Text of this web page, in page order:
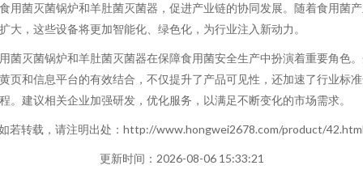
用菌灭菌锅炉和羊肚菌灭菌器，促进产业链的协同发展。随着食用菌
大，这些设备将更加智能化、绿色化，为行业注入新动力。
菌灭菌锅炉和羊肚菌灭菌器在保障食用菌安全生产中扮演着重要角色
页和信息平台的有效结合，不仅提升了产品可见性，还加速了行业标
。建议相关企业加强研发，优化服务，以满足不断变化的市场需求。
若转载，请注明出处：http://www.hongwei2678.com/product/
更新时间：2026-08-06 15:33:21